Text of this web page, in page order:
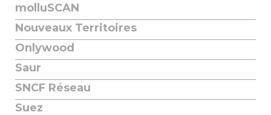
molluSCAN
Nouveaux Territoires
Onlywood
Saur
SNCF Réseau
Suez